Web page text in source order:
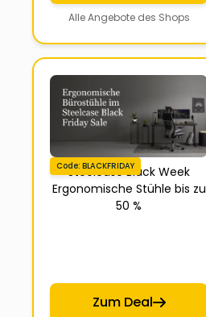
Alle Angebote des Shops
Code: BLACKFRIDAY
Steelcase Black Week
Ergonomische Stühle bis zu
50 %
Zum Deal